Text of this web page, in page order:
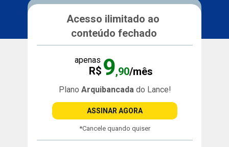
Acesso ilimitado ao
conteúdo fechado
9
apenas
R$ ,90/mês
Plano Arquibancada do Lance!
ASSINAR AGORA
*Cancele quando quiser